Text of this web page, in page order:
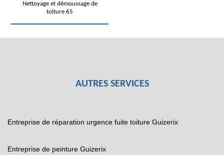
Nettoyage et démoussage de
toiture 65
AUTRES SERVICES
Entreprise de réparation urgence fuite toiture Guizerix
Entreprise de peinture Guizerix